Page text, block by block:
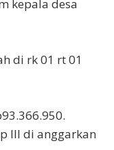
kepala desa
di rk 01 rt 01
III di anggarkan